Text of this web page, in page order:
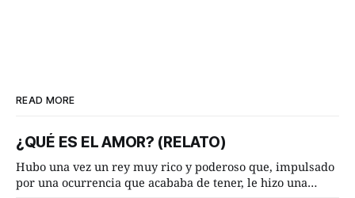
READ MORE
¿QUÉ ES EL AMOR? (RELATO)
Hubo una vez un rey muy rico y poderoso que, impulsado
por una ocurrencia que acababa de tener, le hizo una